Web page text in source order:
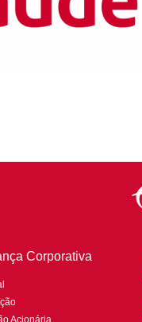
Corporativa